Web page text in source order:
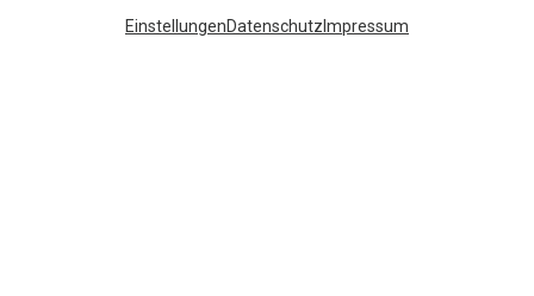
EinstellungenDatenschutz Impressum